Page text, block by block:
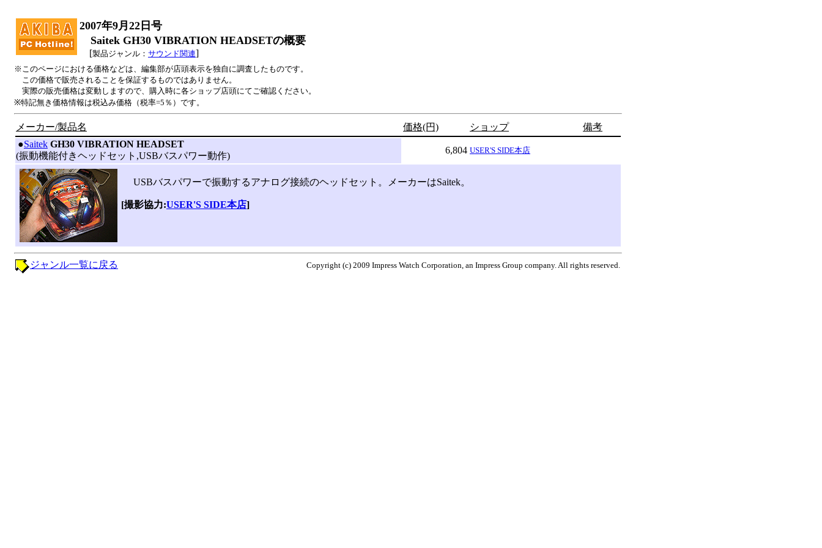
2007年9月22日号
Saitek GH30 VIBRATION HEADSETの概要
[製品ジャンル： サウンド関連]
※このページにおける価格などは、編集部が店頭表示を独自に調査したものです。
この価格で販売されることを保証するものではありません。
実際の販売価格は変動しますので、購入時に各ショップ店頭にてご確認ください。
※特記無き価格情報は税込み価格（税率=5％）です。
メーカー/製品名 価格(円) ショップ
備考
●Saitek GH30 VIBRATION HEADSET
(振動機能付きヘッドセット,USBバスパワー動作)
6,804 USER'S SIDE本店
USBバスパワーで振動するアナログ接続のヘッドセット。メーカーはSaitek。
[撮影協力:USER'S SIDE本店]
Copyright (c) 2009 Impress Watch Corporation, an Impress Group company. All rights reserved.
ジャンル一覧に戻る